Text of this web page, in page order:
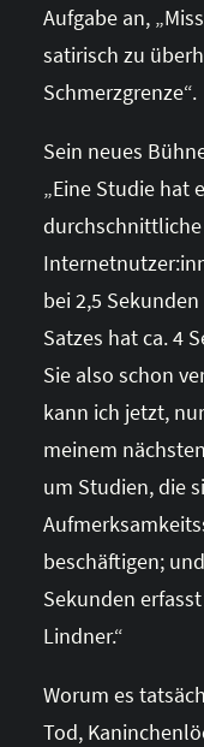
Aufgabe an,
satirisch zu
Schmerzgrenze“.
Sein neues
„Eine Studie hat
bei 2,5
Satzes hat ca. 4
Sie also schon
kann ich jetzt,
meinem
um Studien, die
beschäftigen;
Sekunden
Lindner.“
Worum es
Tod,